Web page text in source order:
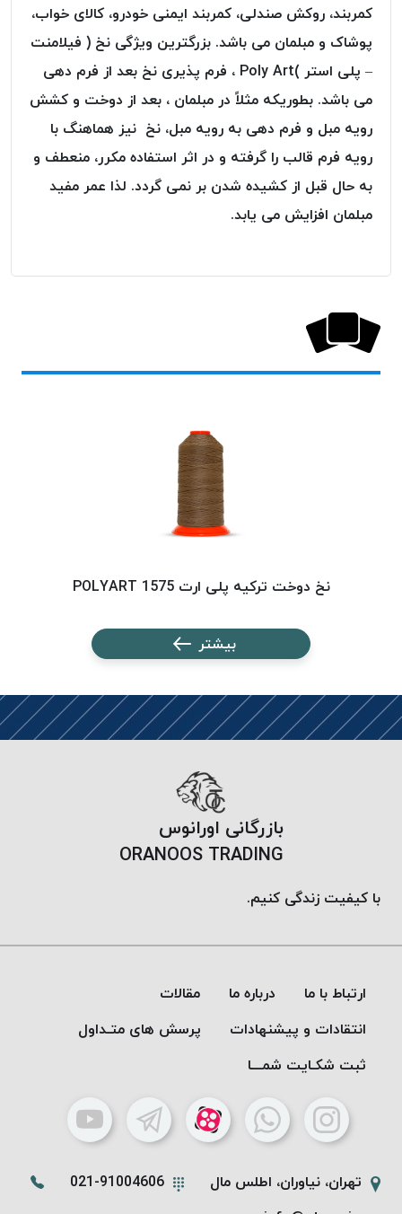
پلاس
PPLUS
نخ
توری
پلیسه
بتا
KORD
BETA
دوک
پایین
OMEGA
VENTO
نسوز
Aramid
&
Aramid
کمربند، روکش صندلی، کمربند ایمنی خودرو، کالای خواب،
پوشاک و مبلمان می باشد. بزرگترین ویژگی نخ ( فیلامنت
– پلی استر )Poly Art ، فرم پذیری نخ بعد از فرم دهی
می باشد. بطوریکه مثلاً در مبلمان ، بعد از دوخت و کشش
رویه مبل و فرم دهی به رویه مبل، نخ نیز هماهنگ با
رویه فرم قالب را گرفته و در اثر استفاده مکرر، منعطف و
به حال قبل از کشیده شدن بر نمی گردد. لذا عمر مفید
مبلمان افزایش می یابد.
نخ دوخت ترکیه پلی ارت 1575 POLYART
بیشتر
بازرگانی اورانوس
ORANOOS TRADING
با کیفیت زندگی کنیم.
ارتباط با ما درباره ما
مقالات
انتقادات و پیشنهادات
پرسش های متـداول
ثبت شکـایت شمـــا
تهران، نیاوران، اطلس مال
021-91004606